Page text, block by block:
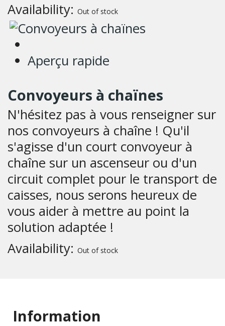
Availability: Out of stock
Aperçu rapide
Convoyeurs à chaïnes
N'hésitez pas à vous renseigner sur
nos convoyeurs à chaîne ! Qu'il
s'agisse d'un court convoyeur à
chaîne sur un ascenseur ou d'un
circuit complet pour le transport de
caisses, nous serons heureux de
vous aider à mettre au point la
solution adaptée !
Availability: Out of stock
Information